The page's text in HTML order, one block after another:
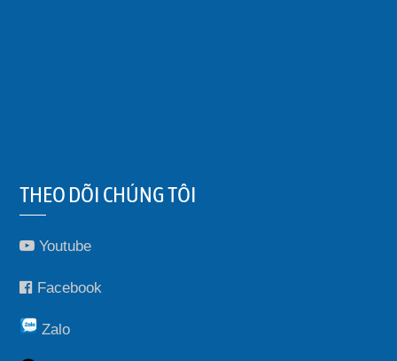
THEO DÕI CHÚNG TÔI
Youtube
Facebook
Zalo